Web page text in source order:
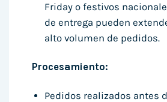
Friday o festivos
de entrega pueden
alto volumen de pedidos.
Procesamiento:
Pedidos realizados antes